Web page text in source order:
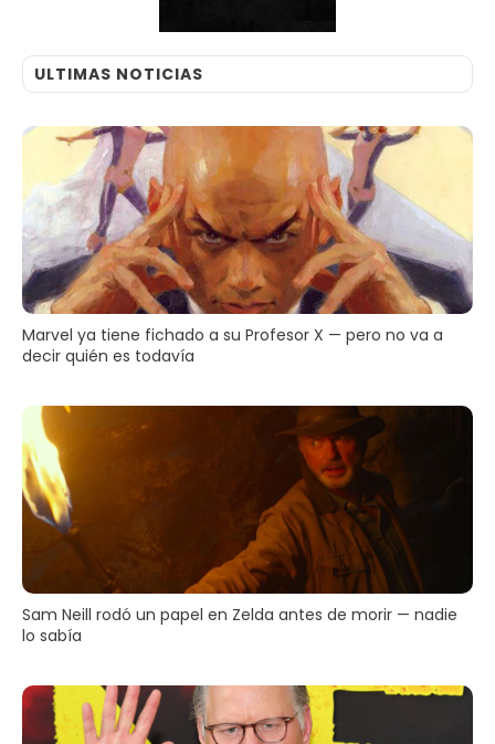
ULTIMAS NOTICIAS
Marvel ya tiene fichado a su Profesor X — pero no va a
decir quién es todavía
Sam Neill rodó un papel en Zelda antes de morir — nadie
lo sabía